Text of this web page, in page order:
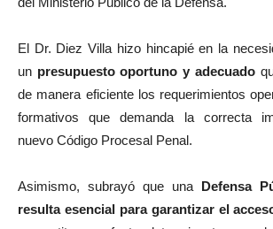
El Dr. Diez Villa hizo hincapié en la
un presupuesto oportuno y adecuado
de manera eficiente los requerimientos
formativos que demanda la correcta
nuevo Código Procesal Penal.
Asimismo, subrayó que una Defensa
resulta esencial para garantizar el